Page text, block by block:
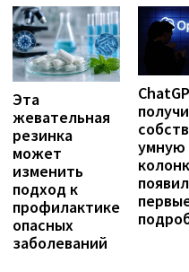
Эта
жевательная
резинка
может
изменить
подход к
профилактике
опасных
заболеваний
умную